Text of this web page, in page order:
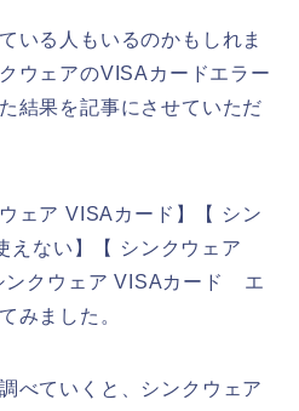
いる人もいるのかもしれま
ウェアのVISAカードエラー
結果を記事にさせていただ
ェア VISAカード】【 シン
ない】【 シンクウェア
クウェア VISAカード エ
みました。
べていくと、シンクウェア